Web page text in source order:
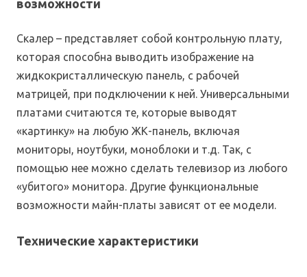
возможности
Скалер – представляет собой контрольную плату,
которая способна выводить изображение на
жидкокристаллическую панель, с рабочей
матрицей, при подключении к ней. Универсальными
платами считаются те, которые выводят
«картинку» на любую ЖК-панель, включая
мониторы, ноутбуки, моноблоки и т.д. Так, с
помощью нее можно сделать телевизор из любого
«убитого» монитора. Другие функциональные
возможности майн-платы зависят от ее модели.
Технические характеристики